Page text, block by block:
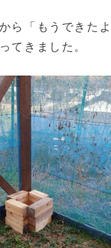
ら「もうできた
てきました。